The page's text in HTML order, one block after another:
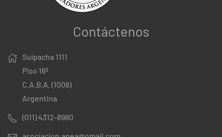
Contáctenos
Suipacha 1111
Piso 16º
C.A.B.A. (1008)
Argentina
(011) 4312-8980